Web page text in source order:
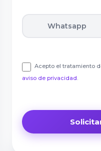
Whatsapp
Acepto el tratamiento
aviso de privacidad.